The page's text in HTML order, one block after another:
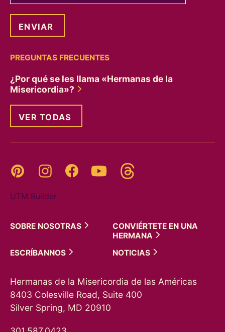
PREGUNTAS FRECUENTES
¿Por qué se les llama «Hermanas de la
Misericordia»?
VER TODAS
Pinterest InstagramFacebookYouTube
UTM Builder
SOBRE NOSOTRAS
CONVIÉRTETE EN UNA
HERMANA
ESCRÍBANNOS
NOTICIAS
Hermanas de la Misericordia de las Américas
8403 Colesville Road, Suite 400
Silver Spring, MD 20910